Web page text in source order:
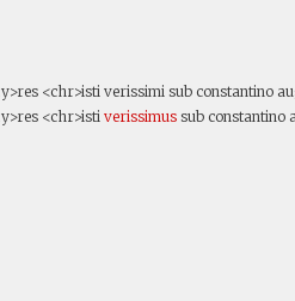
<chr>isti verissimi sub constantino
<chr>isti verissimus sub constantino